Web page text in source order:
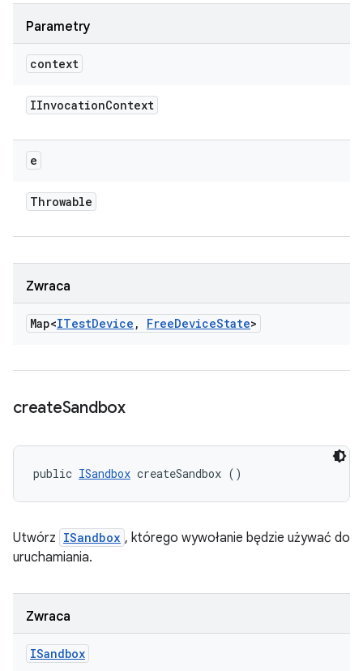
Parametry
context
IInvocationContext
e
Throwable
Zwraca
Map<ITestDevice , FreeDeviceState>
createSandbox
public ISandbox createSandbox ()
Utwórz ISandbox , którego wywołanie będzie używać do
uruchamiania.
Zwraca
ISandbox